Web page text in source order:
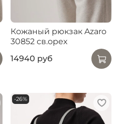
Кожаный рюкзак Azaro
30852 св.орех
14940 руб
-26%